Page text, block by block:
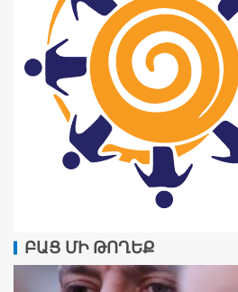
ԲԱՑ ՄԻ ԹՈՂԵՔ